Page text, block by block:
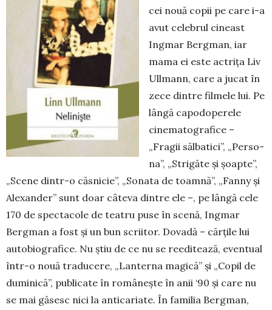
cei nouă co­pii pe care i-a
avut celebrul ci­neast
Ingmar Bergman, iar
ma­ma ei este actrița Liv
Ullmann, ca­re a jucat în
zece dintre filmele lui. Pe
lângă capodoperele
cine­ma­to­gra­fice –
„Fragii săl­ba­tici”, „Per­so­
na”, „Stri­găte și șoap­te”,
„Sce­ne dintr-o căs­­ni­cie”, „So­nata de toam­nă”, „Fanny și
Ale­xan­der” sunt doar câ­te­va dintre ele –, pe lân­gă cele
170 de spec­tacole de teatru puse în scenă, Ingmar
Berg­man a fost și un bun scriitor. Do­va­dă – căr­țile lui
auto­bio­grafice. Nu știu de ce nu se re­editează, eventual
în­tr-o nouă traducere, „Lanterna ma­­gică” și „Copil de
duminică”, publicate în ro­mâ­nește în anii ‘90 și care nu
se mai găsesc nici la anticariate. În fa­milia Bergman,